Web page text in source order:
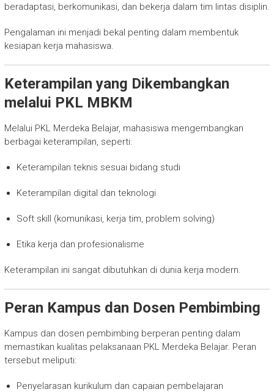
beradaptasi, berkomunikasi, dan bekerja dalam tim lintas disiplin.
Pengalaman ini menjadi bekal penting dalam membentuk
kesiapan kerja mahasiswa.
Keterampilan yang Dikembangkan
melalui PKL MBKM
Melalui PKL Merdeka Belajar, mahasiswa mengembangkan
berbagai keterampilan, seperti:
Keterampilan teknis sesuai bidang studi
Keterampilan digital dan teknologi
Soft skill (komunikasi, kerja tim, problem solving)
Etika kerja dan profesionalisme
Keterampilan ini sangat dibutuhkan di dunia kerja modern.
Peran Kampus dan Dosen Pembimbing
Kampus dan dosen pembimbing berperan penting dalam
memastikan kualitas pelaksanaan PKL Merdeka Belajar. Peran
tersebut meliputi:
Penyelarasan kurikulum dan capaian pembelajaran